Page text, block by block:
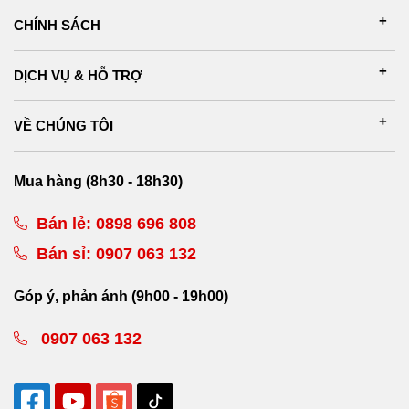
CHÍNH SÁCH
DỊCH VỤ & HỖ TRỢ
VỀ CHÚNG TÔI
Mua hàng (8h30 - 18h30)
Bán lẻ: 0898 696 808
Bán sỉ: 0907 063 132
Góp ý, phản ánh (9h00 - 19h00)
0907 063 132